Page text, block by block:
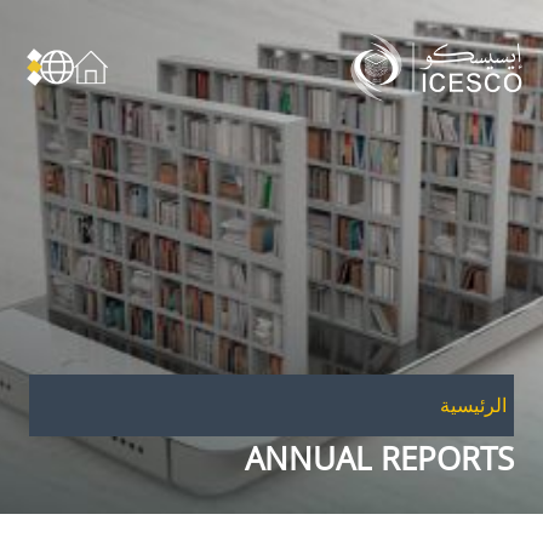
من نحن
عن الإيسيسكو
الحوكمة
مجال عملنا
مجالات الخبرة
الأمانة العامة للجان الوطنية والمؤتمرات
الشراكات
تأثيرنا
أهداف التنمية المستدامة
الرئيسية
ANNUAL REPORTS